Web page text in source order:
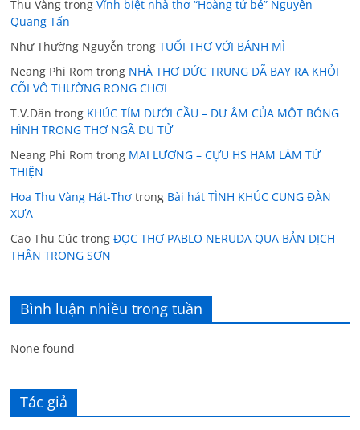
Thu Vàng trongVĩnh biệt nhà thơ “Hoàng tử bé” Nguyễn
Quang Tấn
Như Thường Nguyễn trongTUỔI THƠ VỚI BÁNH MÌ
Neang Phi Rom trong NHÀ THƠ ĐỨC TRUNG ĐÃ BAY RA KHỎI
CÕI VÔ THƯỜNG RONG CHƠI
T.V.Dân trong KHÚC TÍM DƯỚI CẦU – DƯ ÂM CỦA MỘT BÓNG
HÌNH TRONG THƠ NGÃ DU TỬ
Neang Phi Rom trong MAI LƯƠNG – CỰU HS HAM LÀM TỪ
THIỆN
Hoa Thu Vàng Hát-Thơ trong Bài hát TÌNH KHÚC CUNG ĐÀN
XƯA
Cao Thu Cúc trongĐỌC THƠ PABLO NERUDA QUA BẢN DỊCH
THÂN TRONG SƠN
Bình luận nhiều trong tuần
None found
Tác giả